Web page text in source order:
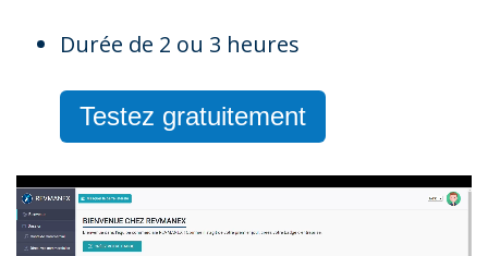
Durée de 2 ou 3 heures
Testez gratuitement